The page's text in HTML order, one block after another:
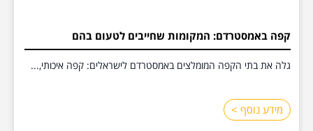
קפה באמסטרדם: המקומות שחייבים לטעום בהם
גלה את בתי הקפה המומלצים באמסטרדם לישראלים: קפה איכותי,...
מידע נוסף >